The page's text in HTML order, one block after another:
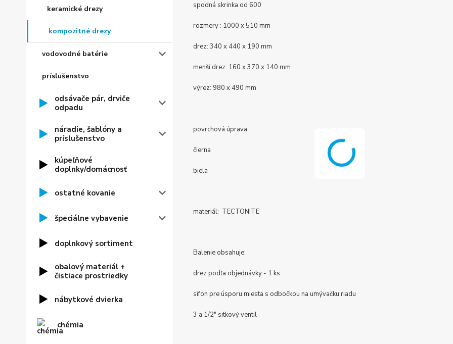
keramické drezy
kompozitné drezy
vodovodné batérie
príslušenstvo
odsávače pár, drviče
odpadu
náradie, šablóny a
príslušenstvo
kúpeľňové
doplnky/domácnosť
ostatné kovanie
špeciálne vybavenie
doplnkový sortiment
obalový materiál +
čistiace prostriedky
nábytkové dvierka
chémia
spodná skrinka od 600
rozmery : 1000 x 510 mm
drez: 340 x 440 x 190 mm
menší drez: 160 x 370 x 140 mm
výrez: 980 x 490 mm
povrchová úprava:
čierna
biela
materiál: TECTONITE
Balenie obsahuje:
drez podľa objednávky - 1 ks
sifon pre úsporu miesta s odbočkou na umývačku riadu
3 a 1/2" sitkový ventil